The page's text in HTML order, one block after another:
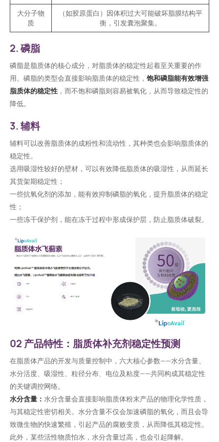
大分子物
质
（如胶原蛋白）因体积过大可能破坏脂膜结构平
衡，引发囊泡聚集。
2. 磷脂
磷脂是脂质体的核心成分，对脂质体的稳定性起着至关重要的作
用。磷脂的类型会直接影响脂质体的稳定性， 饱和磷脂能有效增强
脂质体的稳定性 ，而不饱和磷脂则容易被氧化，从而导致稳定性的
降低。
3. 辅料
辅料可以改善脂质体的成粉性和流动性，其种类也会影响脂质体的
稳定性。
选用吸湿性较好的壁材，可以有效降低脂质体的吸湿性，从而延长
其货架期稳定性；
一些抗氧化剂的添加，能有效抑制磷脂的氧化，提升脂质体的稳定
性；
一些冻干保护剂，能在冻干过程中形成保护层，防止脂质体破裂。
02 产品特性：脂质体补充剂稳定性预测
在脂质体产品的开发与质量控制中，六大核心参数——水分含量、
水分活度、吸湿性、粒径分布、电位及粘度——共同构成其稳定性
的关键调控网络。
水分含量： 水分含量会直接影响脂质体粉末产品的物理化学性质，
与其稳定性密切相关。水分含量不仅会加速磷脂的氧化，而且会导
致微生物的快速繁殖，引起产品的腐败变质，从而降低其稳定性。
此外，某些活性物质怕水，水分含量过高，也会引起降解。